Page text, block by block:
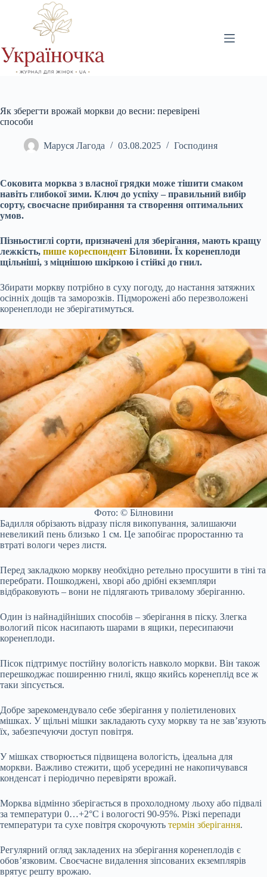
Як зберегти врожай моркви до весни: перевірені
способи
Маруся Лагода 03.08.2025 Господиня
Соковита морква з власної грядки може тішити смаком
навіть глибокої зими. Ключ до успіху – правильний вибір
сорту, своєчасне прибирання та створення оптимальних
умов.
Пізньостиглі сорти, призначені для зберігання, мають кращу
лежкість, пише кореспондент Біловини. Їх коренеплоди
щільніші, з міцнішою шкіркою і стійкі до гнил.
Збирати моркву потрібно в суху погоду, до настання затяжних
осінніх дощів та заморозків. Підморожені або перезволожені
коренеплоди не зберігатимуться.
Фото: © Білновини
Бадилля обрізають відразу після викопування, залишаючи
невеликий пень близько 1 см. Це запобігає проростанню та
втраті вологи через листя.
Перед закладкою моркву необхідно ретельно просушити в тіні та
перебрати. Пошкоджені, хворі або дрібні екземпляри
відбраковують – вони не підлягають тривалому зберіганню.
Один із найнадійніших способів – зберігання в піску. Злегка
вологий пісок насипають шарами в ящики, пересипаючи
коренеплоди.
Пісок підтримує постійну вологість навколо моркви. Він також
перешкоджає поширенню гнилі, якщо якийсь коренеплід все ж
таки зіпсується.
Добре зарекомендувало себе зберігання у поліетиленових
мішках. У щільні мішки закладають суху моркву та не зав’язують
їх, забезпечуючи доступ повітря.
У мішках створюється підвищена вологість, ідеальна для
моркви. Важливо стежити, щоб усередині не накопичувався
конденсат і періодично перевіряти врожай.
Морква відмінно зберігається в прохолодному льоху або підвалі
за температури 0…+2°C і вологості 90-95%. Різкі перепади
температури та сухе повітря скорочують термін зберігання.
Регулярний огляд закладених на зберігання коренеплодів є
обов’язковим. Своєчасне видалення зіпсованих екземплярів
врятує решту врожаю.